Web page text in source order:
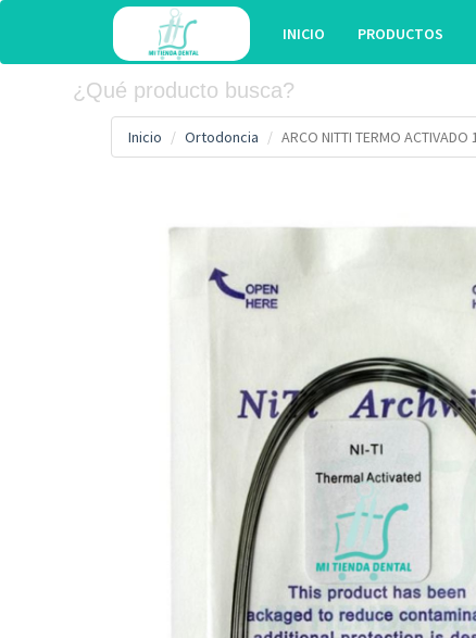
INICIO PRODUCTOS
Inicio Ortodoncia ARCO NITTI TERMO ACTIVADO